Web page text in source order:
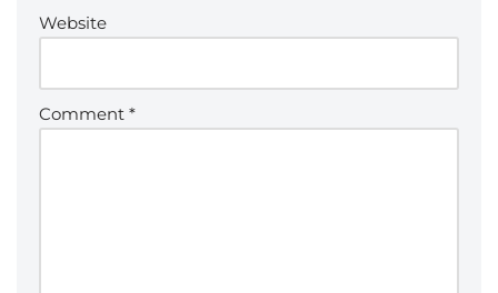
Website
Comment *